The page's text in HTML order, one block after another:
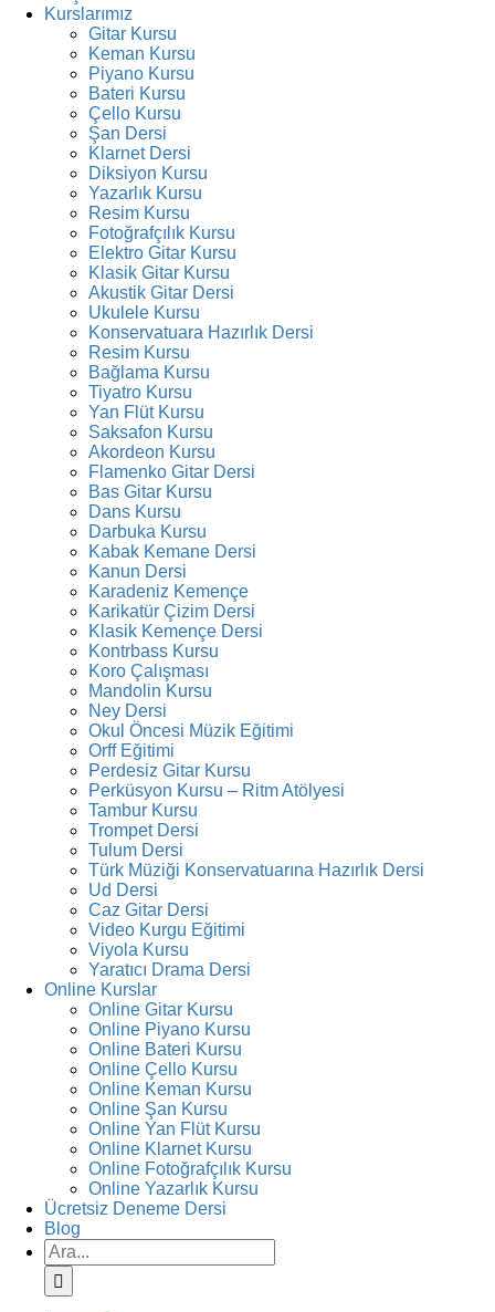
Kurslarımız
Gitar Kursu
Keman Kursu
Piyano Kursu
Bateri Kursu
Çello Kursu
Şan Dersi
Klarnet Dersi
Diksiyon Kursu
Yazarlık Kursu
Resim Kursu
Fotoğrafçılık Kursu
Elektro Gitar Kursu
Klasik Gitar Kursu
Akustik Gitar Dersi
Ukulele Kursu
Konservatuara Hazırlık Dersi
Resim Kursu
Bağlama Kursu
Tiyatro Kursu
Yan Flüt Kursu
Saksafon Kursu
Akordeon Kursu
Flamenko Gitar Dersi
Bas Gitar Kursu
Dans Kursu
Darbuka Kursu
Kabak Kemane Dersi
Kanun Dersi
Karadeniz Kemençe
Karikatür Çizim Dersi
Klasik Kemençe Dersi
Kontrbass Kursu
Koro Çalışması
Mandolin Kursu
Ney Dersi
Okul Öncesi Müzik Eğitimi
Orff Eğitimi
Perdesiz Gitar Kursu
Perküsyon Kursu – Ritm Atölyesi
Tambur Kursu
Trompet Dersi
Tulum Dersi
Türk Müziği Konservatuarına Hazırlık Dersi
Ud Dersi
Caz Gitar Dersi
Video Kurgu Eğitimi
Viyola Kursu
Yaratıcı Drama Dersi
Online Kurslar
Online Gitar Kursu
Online Piyano Kursu
Online Bateri Kursu
Online Çello Kursu
Online Keman Kursu
Online Şan Kursu
Online Yan Flüt Kursu
Online Klarnet Kursu
Online Fotoğrafçılık Kursu
Online Yazarlık Kursu
Ücretsiz Deneme Dersi
Blog
Ara: